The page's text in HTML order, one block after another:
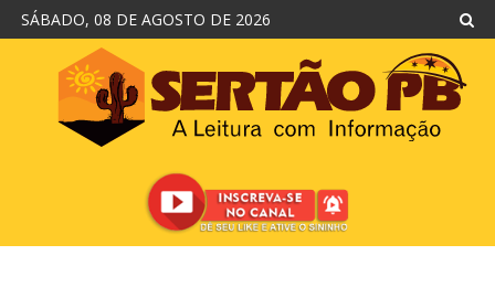
SÁBADO, 08 DE AGOSTO DE 2026